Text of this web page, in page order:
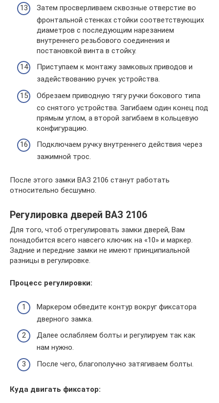
Затем просверливаем сквозные отверстие во
фронтальной стенках стойки соответствующих
диаметров с последующим нарезанием
внутреннего резьбового соединения и
постановкой винта в стойку.
Приступаем к монтажу замковых приводов и
задействованию ручек устройства.
Обрезаем приводную тягу ручки бокового типа
со снятого устройства. Загибаем один конец под
прямым углом, а второй загибаем в кольцевую
конфигурацию.
Подключаем ручку внутреннего действия через
зажимной трос.
После этого замки ВАЗ 2106 станут работать
относительно бесшумно.
Регулировка дверей ВАЗ 2106
Для того, чтоб отрегулировать замки дверей, Вам
понадобится всего навсего ключик на «10» и маркер.
Задние и передние замки не имеют принципиальной
разницы в регулировке.
Процесс регулировки:
Маркером обведите контур вокруг фиксатора
дверного замка.
Далее ослабляем болты и регулируем так как
нам нужно.
После чего, благополучно затягиваем болты.
Куда двигать фиксатор: